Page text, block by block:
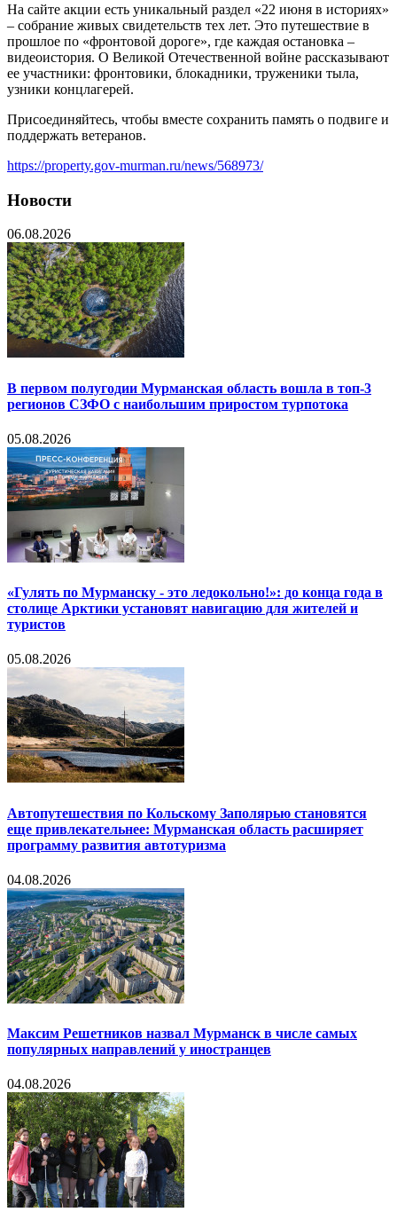
На сайте акции есть уникальный раздел «22 июня в историях»
– собрание живых свидетельств тех лет. Это путешествие в
прошлое по «фронтовой дороге», где каждая остановка –
видеоистория. О Великой Отечественной войне рассказывают
ее участники: фронтовики, блокадники, труженики тыла,
узники концлагерей.
Присоединяйтесь, чтобы вместе сохранить память о подвиге и
поддержать ветеранов.
https://property.gov-murman.ru/news/568973/
Новости
06.08.2026
В первом полугодии Мурманская область вошла в топ-3
регионов СЗФО с наибольшим приростом турпотока
05.08.2026
«Гулять по Мурманску - это ледокольно!»: до конца года в
столице Арктики установят навигацию для жителей и
туристов
05.08.2026
Автопутешествия по Кольскому Заполярью становятся
еще привлекательнее: Мурманская область расширяет
программу развития автотуризма
04.08.2026
Максим Решетников назвал Мурманск в числе самых
популярных направлений у иностранцев
04.08.2026